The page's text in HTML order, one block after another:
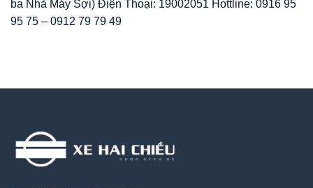
ba Nhà Máy Sợi) Điện Thoại: 19002051 Hottline: 0916 95
95 75 – 0912 79 79 49